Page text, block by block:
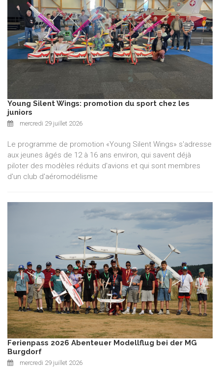
Young Silent Wings: promotion du sport chez les
juniors
mercredi 29 juillet 2026
Le programme de promotion «Young Silent Wings» s'adresse
aux jeunes âgés de 12 à 16 ans environ, qui savent déjà
piloter des modèles réduits d'avions et qui sont membres
d'un club d'aéromodélisme
Ferienpass 2026 Abenteuer Modellflug bei der MG
Burgdorf
mercredi 29 juillet 2026